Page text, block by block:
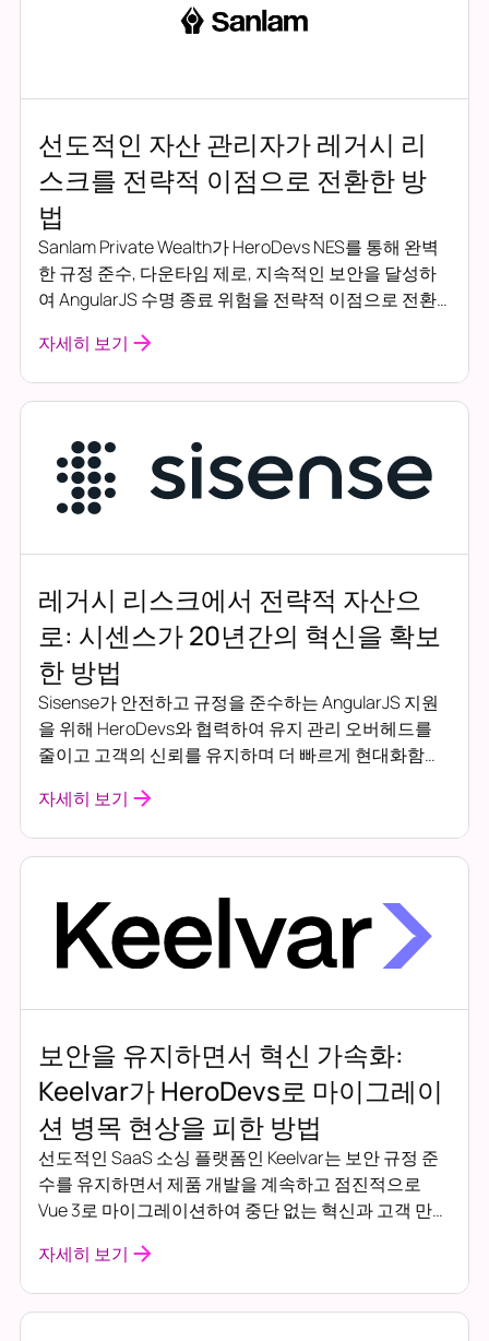
선도적인 자산 관리자가 레거시 리
스크를 전략적 이점으로 전환한 방
법
Sanlam Private Wealth가 HeroDevs NES를 통해 완벽
한 규정 준수, 다운타임 제로, 지속적인 보안을 달성하
여 AngularJS 수명 종료 위험을 전략적 이점으로 전환
자세히 보기
레거시 리스크에서 전략적 자산으
로: 시센스가 20년간의 혁신을 확보
한 방법
Sisense가 안전하고 규정을 준수하는 AngularJS 지원
을 위해 HeroDevs와 협력하여 유지 관리 오버헤드를
줄이고 고객의 신뢰를 유지하며 더 빠르게 현대화함으
요.
자세히 보기
보안을 유지하면서 혁신 가속화:
Keelvar가 HeroDevs로 마이그레이
션 병목 현상을 피한 방법
선도적인 SaaS 소싱 플랫폼인 Keelvar는 보안 규정 준
수를 유지하면서 제품 개발을 계속하고 점진적으로
Vue 3로 마이그레이션하여 중단 없는 혁신과 고객 만족
딩 지원을 사용했습니다.
자세히 보기